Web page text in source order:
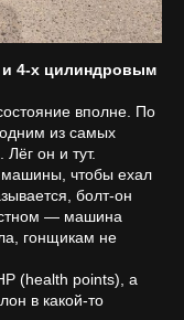
4-х цилиндровым
вполне. По
из самых
он и тут.
машины, чтобы ехал
болт-он
— машина
гонщикам не
(health points), а
в какой-то